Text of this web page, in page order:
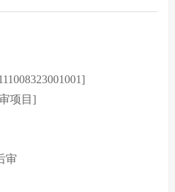
项目]
审